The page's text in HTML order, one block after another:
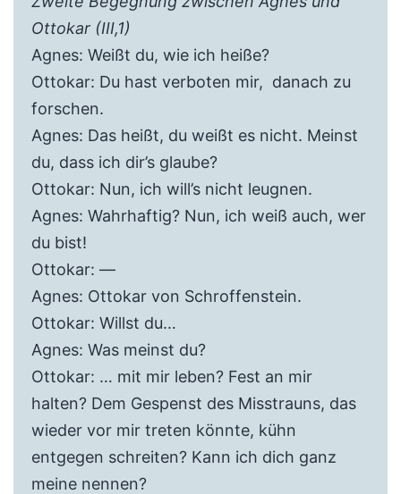
Ottokar (III,1)
Agnes: Weißt du, wie ich heiße?
Ottokar: Du hast verboten mir, danach zu
forschen.
Agnes: Das heißt, du weißt es nicht. Meinst
du, dass ich dir’s glaube?
Ottokar: Nun, ich will’s nicht leugnen.
Agnes: Wahrhaftig? Nun, ich weiß auch, wer
du bist!
Ottokar: —
Agnes: Ottokar von Schroffenstein.
Ottokar: Willst du…
Agnes: Was meinst du?
Ottokar: … mit mir leben? Fest an mir
halten? Dem Gespenst des Misstrauns, das
wieder vor mir treten könnte, kühn
entgegen schreiten? Kann ich dich ganz
meine nennen?